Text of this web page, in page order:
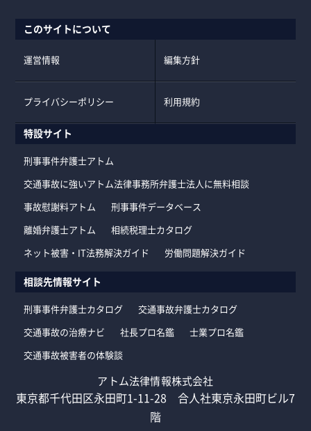
このサイトについて
運営情報 編集方針
プライバシーポリシー 利用規約
特設サイト
刑事事件弁護士アトム
交通事故に強いアトム法律事務所弁護士法人に無料相談
事故慰謝料アトム 刑事事件データベース
離婚弁護士アトム 相続税理士カタログ
ネット被害・IT法務解決ガイド 労働問題解決ガイド
相談先情報サイト
刑事事件弁護士カタログ 交通事故弁護士カタログ
交通事故の治療ナビ 社長プロ名鑑 士業プロ名鑑
交通事故被害者の体験談
アトム法律情報株式会社
東京都千代田区永田町1-11-28 合人社東京永田町ビル7
階